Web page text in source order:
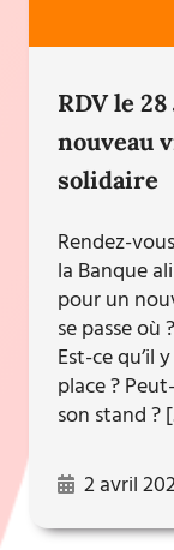
RDV le
nouveau
solidaire
Rendez-
la Banque
pour un
se passe où
Est-ce qu’il
place ?
son stand ?
2 avril